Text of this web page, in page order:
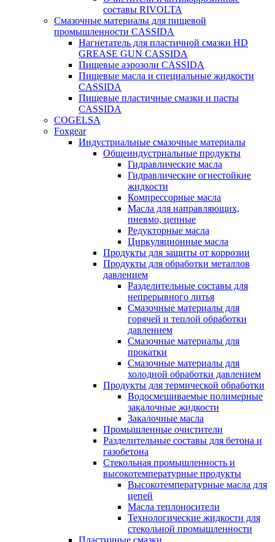
составы RIVOLTA
Смазочные материалы для пищевой
промышленности CASSIDA
Нагнетатель для пластичной смазки HD
GREASE GUN CASSIDA
Пищевые аэрозоли CASSIDA
Пищевые масла и специальные жидкости
CASSIDA
Пищевые пластичные смазки и пасты
CASSIDA
COGELSA
Foxgear
Индустриальные смазочные материалы
Общеиндустриальные продукты
Гидравлические масла
Гидравлические огнестойкие
жидкости
Компрессорные масла
Масла для направляющих,
пневмо, цепные
Редукторные масла
Циркуляционные масла
Продукты для защиты от коррозии
Продукты для обработки металлов
давлением
Разделительные составы для
непрерывного литья
Смазочные материалы для
горячей и теплой обработки
давлением
Смазочные материалы для
прокатки
Смазочные материалы для
холодной обработки давлением
Продукты для термической обработки
Водосмешиваемые полимерные
закалочные жидкости
Закалочные масла
Промышленные очистители
Разделительные составы для бетона и
газобетона
Стекольная промышленность и
высокотемпературные продукты
Высокотемпературные масла для
цепей
Масла теплоносители
Технологические жидкости для
стекольной промышленности
Пластичные смазки